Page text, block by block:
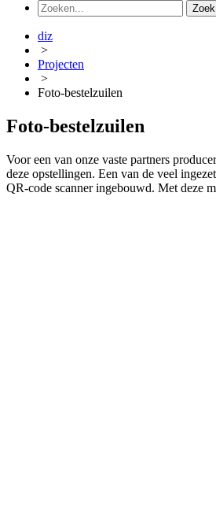
diz
>
Projecten
>
Foto-bestelzuilen
Foto-bestelzuilen
Voor een van onze vaste partners
deze opstellingen. Een van de veel
QR-code scanner ingebouwd. Met deze